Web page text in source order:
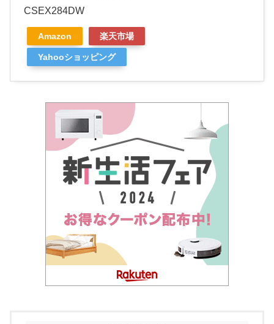
CSEX284DW
Amazon 楽天市場
Yahooショッピング